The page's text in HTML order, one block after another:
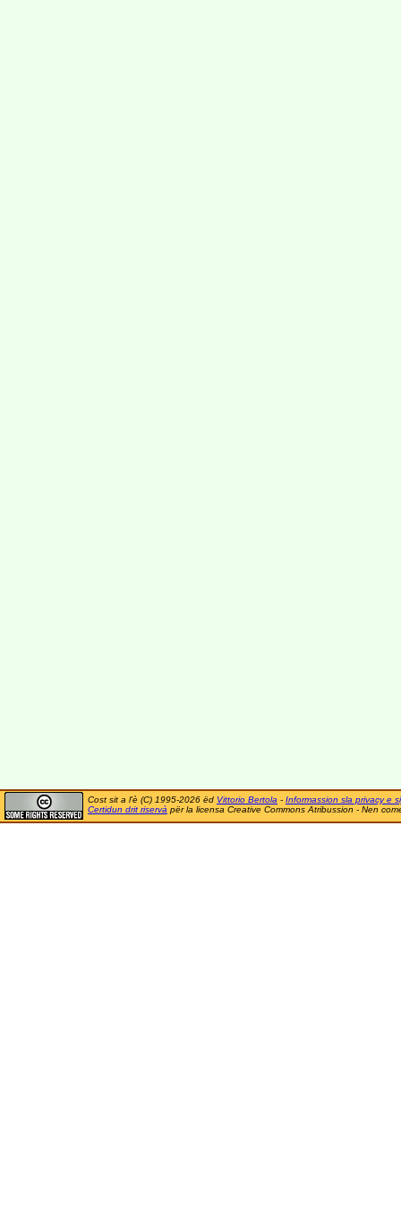
Cost sit a l'è (C) 1995-2026 ëd Vittorio Bertola - Informassion sla privacy e
Certidun drit riservà për la licensa Creative Commons Atribussion - Nen